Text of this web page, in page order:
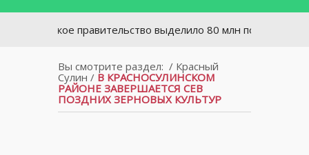
правительство выделило 80 млн пострадавшим от
Вы смотрите раздел: / Красный
Сулин / В КРАСНОСУЛИНСКОМ
РАЙОНЕ ЗАВЕРШАЕТСЯ СЕВ
ПОЗДНИХ ЗЕРНОВЫХ КУЛЬТУР